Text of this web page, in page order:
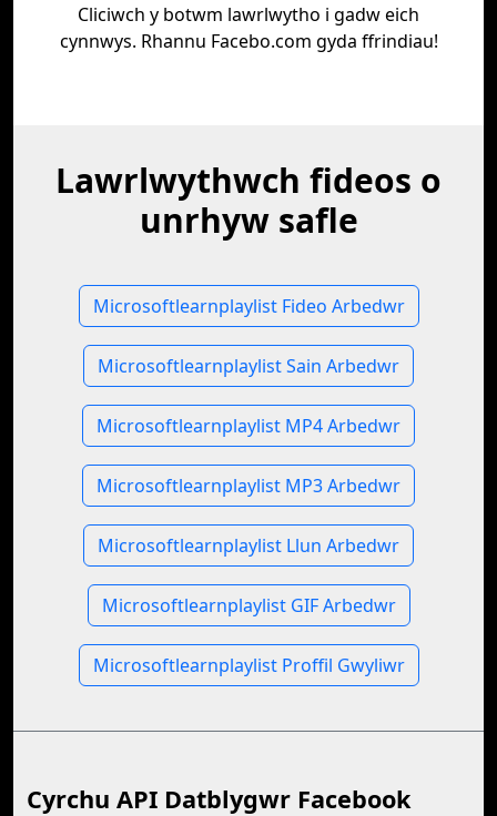
Cliciwch y botwm lawrlwytho i gadw eich
cynnwys. Rhannu Facebo.com gyda ffrindiau!
Lawrlwythwch fideos o
unrhyw safle
Microsoftlearnplaylist Fideo Arbedwr
Microsoftlearnplaylist Sain Arbedwr
Microsoftlearnplaylist MP4 Arbedwr
Microsoftlearnplaylist MP3 Arbedwr
Microsoftlearnplaylist Llun Arbedwr
Microsoftlearnplaylist GIF Arbedwr
Microsoftlearnplaylist Proffil Gwyliwr
Cyrchu API Datblygwr Facebook